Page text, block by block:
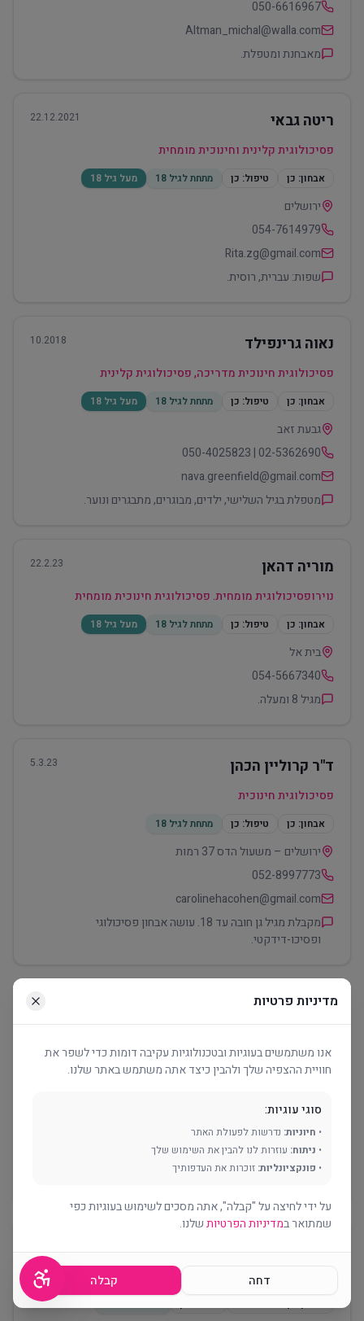
050-6616967
Altman_michal@walla.com
מאבחנת ומטפלת.
ריטה גבאי 22.12.2021
פסיכולוגית קלינית וחינוכית מומחית
אבחון: כן טיפול: כן מתחת לגיל 18 מעל גיל 18
ירושלים
054-7614979
Rita.zg@gmail.com
שפות: עברית, רוסית.
נאוה גרינפילד 10.2018
פסיכולוגית חינוכית מדריכה, פסיכולוגית קלינית
אבחון: כן טיפול: כן מתחת לגיל 18 מעל גיל 18
גבעת זאב
02-5362690 | 050-4025823
nava.greenfield@gmail.com
מטפלת בגיל השלישי, ילדים, מבוגרים, מתבגרים ונוער.
מוריה דהאן 22.2.23
נוירופסיכולוגית מומחית. פסיכולוגית חינוכית מומחית
אבחון: כן טיפול: כן מתחת לגיל 18 מעל גיל 18
בית אל
054-5667340
מגיל 8 ומעלה.
ד"ר קרוליין הכהן 5.3.23
פסיכולוגית חינוכית
אבחון: כן טיפול: כן מתחת לגיל 18
ירושלים – משעול הדס 37 רמות
052-8997773
carolinehacohen@gmail.com
מקבלת מגיל גן חובה עד 18. עושה אבחון פסיכולוגי
ופסיכו-דידקטי.
ד"ר פנינה הרץ 30.12.2021
אבחון:כן – גילאי 0-5 טיפול: כן מתחת לגיל 18
052-3476270
pninaherz@walla.co.il
אבחון, הדרכת הורים, טיפול דיאדי וחוות דעת לבית משפט.
דורית ורדיאל
פסיכולוגית התפתחותית מדריכה
מדיניות פרטיות
אנו משתמשים בעוגיות ובטכנולוגיות עקיבה דומות כדי לשפר את
חוויית ההצפיה שלך ולהבין כיצד אתה משתמש באתר שלנו.
סוגי עוגיות:
• חיוניות: נדרשות לפעולת האתר
• ניתוח: עוזרות לנו להבין את השימוש שלך
• פונקציונליות: זוכרות את העדפותיך
על ידי לחיצה על "קבלה", אתה מסכים לשימוש בעוגיות כפי
שמתואר במדיניות הפרטיותשלנו.
דחה קבלה